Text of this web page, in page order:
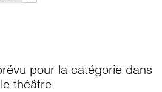
pour la catégorie dans
le théâtre